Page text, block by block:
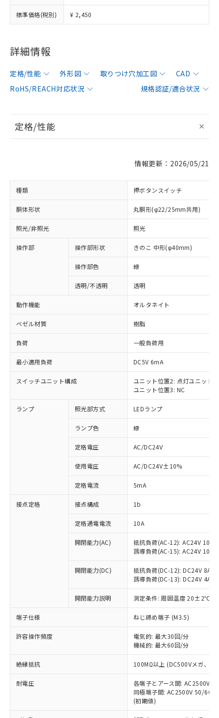
標準価格(税別) ¥ 2,450
詳細情報
定格/性能 外形図 取りつけ穴加工図
CAD
RoHS/REACH対応状況
規格認証/適合状況
定格/性能
情報更新：2026/05/21
種類 押ボタンスイッチ
胴体形状 丸胴形(φ22/25mm共用)
照光/非照光 照光
操作部 操作部形状 きのこ 中形(φ40mm)
操作部色 緑
透明/不透明 透明
動作機能 オルタネイト
ベゼル材質 樹脂
負荷 一般負荷用
最小適用負荷 DC5V 6mA
スイッチユニット構成
ユニット位置2: 点灯ユニット
ユニット位置3: NC
ランプ 照光部方式 LEDランプ
ランプ色 緑
定格電圧 AC/DC24V
使用電圧 AC/DC24V±10%
定格電流 5mA
接点定格 接点構成 1b
定格通電電流 10A
開閉能力(AC)
抵抗負荷(AC-12): AC24V 10A/
誘導負荷(AC-15): AC24V
開閉能力(DC)
抵抗負荷(DC-12): DC24V 8A/
誘導負荷(DC-13): DC24V 4A/
開閉能力説明 測定条件: 周囲温度 20±2℃、
端子仕様 ねじ締め端子 (M3.5)
許容操作頻度
電気的: 最大30回/分
機械的: 最大60回/分
絶縁抵抗 100MΩ以上 (DC500Vメガ、点
耐電圧
各端子とアース間: AC2500V
同極端子間: AC2500V 50/
(初期値)
ご利用条件
以下の条件をお読みいただき、同意のうえ
ご利用ください。
本サービスは、当社制御機器事業取扱
商品の当社在庫状況および標準価格
(税抜)を提供させていただくもので
当社制御機器事業取扱商品の中には、
本サービスの対象外となる商品もある
ことをご了承ください。
在庫状況および標準価格照会結果は、
記載している更新日時点での社内デー
タに基づき作成されるものであり、閲
覧された時点での実際の在庫および標
準価格とは異なる場合があることをご
※1 対応状況
対応済み：EU RoHS指令（10物質）の
非含有に対応した製品が提供可能な商品で
対応予定：EU RoHS指令（10物質）の非含
有に対応した製品に切り替える予定のある
対応予定なし：EU RoHS指令（10物質）の
非含有に非対応の商品で、対応品を出す予
定はありません。
調査・確認中：EU RoHS指令（10物質）の
非含有の対応状況を調査中または確認中の
非該当品：ライセンス料など無形物で、有
害物質有無と関係のない商品です。
仕入先様の事情により、非含有部品として
いたものが、含有品と判明した場合などや
むを得ず変更することがあります。
鉛(Pb) 1000ppm以下、 水銀(Hg) 1000ppm以下、 カド
六価クロム(Cr(Ⅵ)) 1000ppm以下、ポリ臭化ビフェニル
類(PBB) 1000ppm以下、ポリ臭化ジフェニルエーテル類
(PBDE) 1000ppm以下、フタル酸ビス(2-エチルヘキシ
※1 中国RoHS○×表
「○」：最大均質材料含有率が中国RoHSの
基準値以下であることを示します。
「×」：最大均質材料含有率が中国RoHSの
基準値を超えていることを示します。
「－」：未確認です。当社販売部門へお問
い合わせください。
*中国RoHS10物質の基準値 (GB/T26572)：
Pb(鉛) :1000ppm、 Hg(水銀) : 1000ppm、 Cd(カドミウ
Cr(Ⅵ)(六価クロム) : 1000ppm、 PBBs(ポリ臭化ビフェ
当社は、これら貴社製品のうち、外国
為替および外国貿易法に定める商品
（以下｢規制貨物等」という）を輸出
国政府の輸出許可(または役務取引許
可)を取得するなどの必要な手続きを